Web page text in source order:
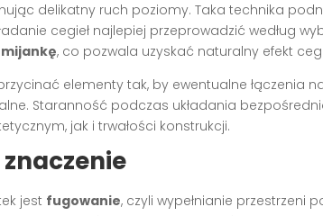
delikatny ruch poziomy. Taka technika
cegieł najlepiej przeprowadzić według
, co pozwala uzyskać naturalny efekt
elementy tak, by ewentualne łączenia
Staranność podczas układania
jak i trwałości konstrukcji.
jest fugowanie, czyli wypełnianie przestrzeni